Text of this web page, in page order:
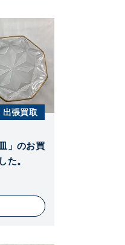
出張買取
」のお買
た。